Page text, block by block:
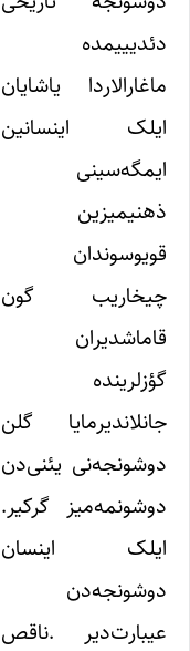
دئدیییمده
ماغارالاردا یاشایان
ایلک اینسانین
ایمگه‌سینی
ذهنیمیزین
قویوسوندان
چیخاریب گون
قاماشدیران
گؤزلرینده
جانلاندیرمایا گلن
دوشونجه‌نی یئنی‌دن
دوشونمه‌میز گرکیر.
ایلک اینسان
دوشونجه‌دن
عیبارت‌دیر .ناقص